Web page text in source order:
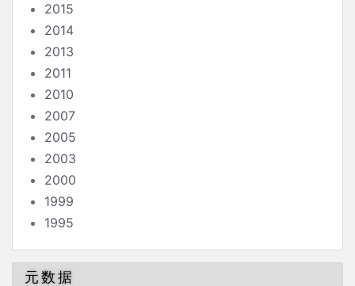
2015
2014
2013
2011
2010
2007
2005
2003
2000
1999
1995
元数据